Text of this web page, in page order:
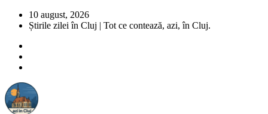
10 august, 2026
Știrile zilei în Cluj | Tot ce contează, azi, în Cluj.